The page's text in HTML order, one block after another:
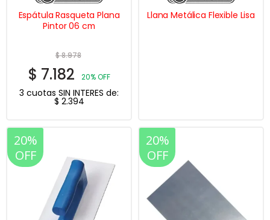
Espátula Rasqueta Plana
Pintor 06 cm
$8.978
$ 7.182 20% OFF
3 cuotas SIN INTERES de:
$ 2.394
Llana Metálica Flexible Lisa
20%
OFF
20%
OFF